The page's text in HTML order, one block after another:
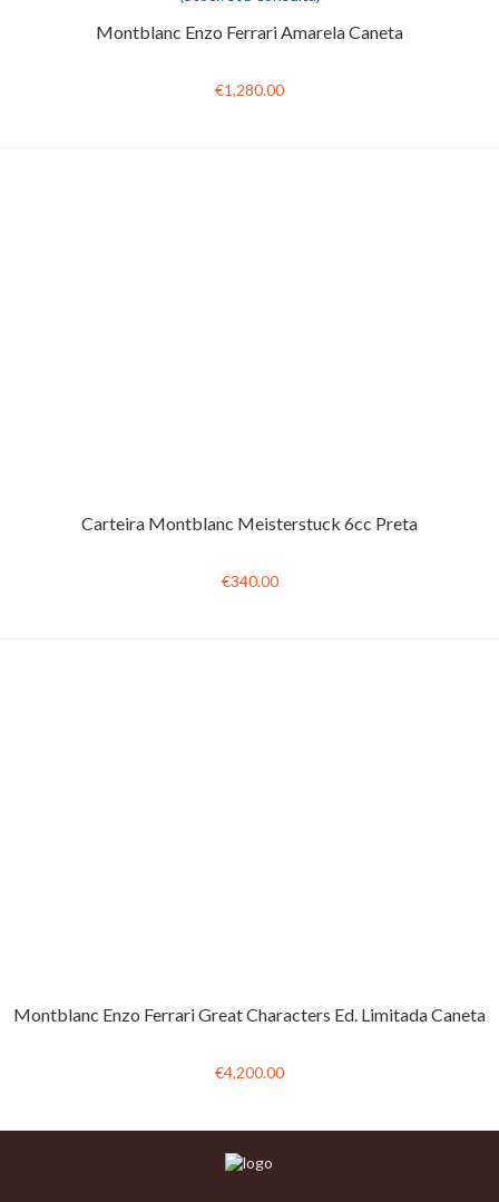
Montblanc Enzo Ferrari Amarela Caneta
€1,280.00
Carteira Montblanc Meisterstuck 6cc Preta
€340.00
Montblanc Enzo Ferrari Great Characters Ed. Limitada Caneta
€4,200.00